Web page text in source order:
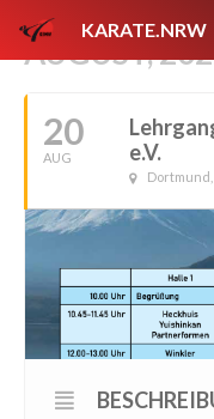
KARATE.NRW
AUGUST,
20
AUG
e.V.